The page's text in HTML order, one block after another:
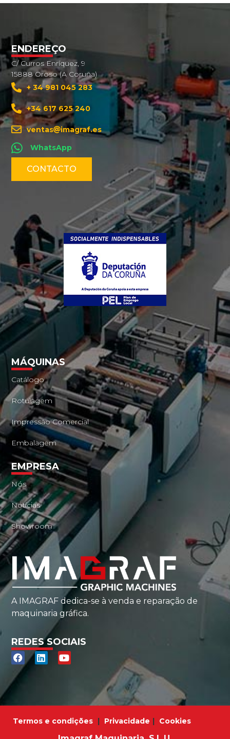
A IMAGRAF dedica-se à venda e reparação de
maquinaria gráfica.
REDES SOCIAIS
MÁQUINAS
Catálogo
Rotulagem
Impressão Comercial
Embalagem
EMPRESA
Nós
Notícias
Showroom
ENDEREÇO
C/ Curros Enríquez, 9
15888 Oroso (A Coruña)
+ 34 981 045 283
+34 617 625 240
ventas
imagraf.es
WhatsApp
CONTACTO
Termos e condições | Privacidade | Cookies